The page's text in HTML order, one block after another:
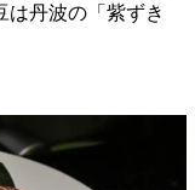
は丹波の「紫ずき